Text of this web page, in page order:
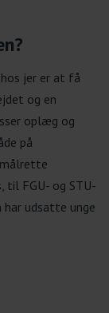
jer er at få
og en
oplæg og
på
målrette
til FGU- og STU-
udsatte unge